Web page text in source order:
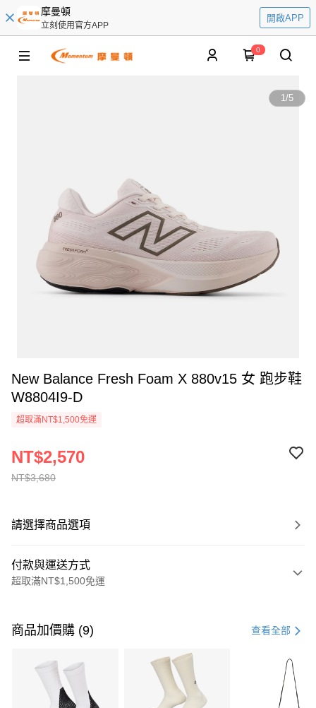
摩曼頓
立刻使用官方APP
開啟APP
0
1/5
New Balance Fresh Foam X 880v15 女 跑步鞋
W8804I9-D
超取滿NT$1,500免運
NT$3,680
NT$2,570
請選擇商品選項
付款與運送方式
超取滿NT$1,500免運
信用卡一次付款
3 期 0 利率 每期 21家銀行
合作金庫商業銀行
第一商業銀行
商品加價購 (9) 查看全部